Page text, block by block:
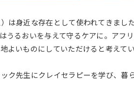
は身近な存在として使われてきまし
うるおいを与えて守るケアに。アフ
いものにしていただけると考えてい
ク先生にクレイセラピーを学び、暮